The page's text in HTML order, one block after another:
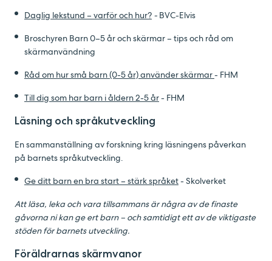
Daglig lekstund – varför och hur? - BVC-Elvis
Broschyren Barn 0–5 år och skärmar – tips och råd om
skärmanvändning
Råd om hur små barn (0-5 år) använder skärmar- FHM
Till dig som har barn i åldern 2-5 år- FHM
Läsning och språkutveckling
En sammanställning av forskning kring läsningens påverkan
på barnets språkutveckling.
Ge ditt barn en bra start – stärk språket- Skolverket
Att läsa, leka och vara tillsammans är några av de finaste
gåvorna ni kan ge ert barn – och samtidigt ett av de viktigaste
stöden för barnets utveckling.
Föräldrarnas skärmvanor